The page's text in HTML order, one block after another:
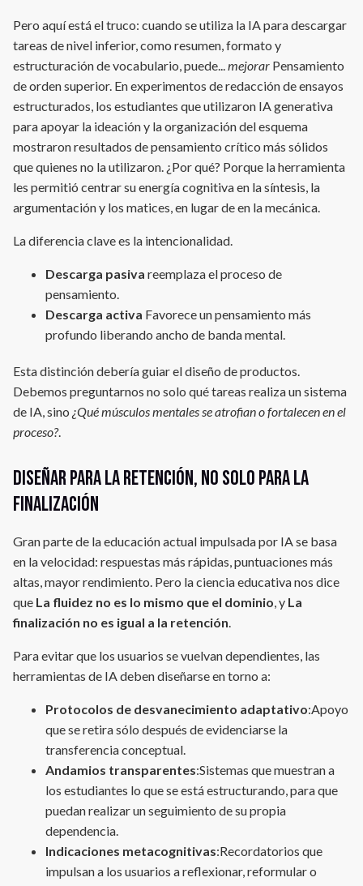
Pero aquí está el truco: cuando se utiliza la IA para descargar
tareas de nivel inferior, como resumen, formato y
estructuración de vocabulario, puede...mejorar Pensamiento
de orden superior. En experimentos de redacción de ensayos
estructurados, los estudiantes que utilizaron IA generativa
para apoyar la ideación y la organización del esquema
mostraron resultados de pensamiento crítico más sólidos
que quienes no la utilizaron. ¿Por qué? Porque la herramienta
les permitió centrar su energía cognitiva en la síntesis, la
argumentación y los matices, en lugar de en la mecánica.
La diferencia clave es la intencionalidad.
Descarga pasiva reemplaza el proceso de
pensamiento.
Descarga activa Favorece un pensamiento más
profundo liberando ancho de banda mental.
Esta distinción debería guiar el diseño de productos.
Debemos preguntarnos no solo qué tareas realiza un sistema
de IA, sino ¿Qué músculos mentales se atrofian o fortalecen en el
proceso?.
Diseñar para la retención, no solo para la
finalización
Gran parte de la educación actual impulsada por IA se basa
en la velocidad: respuestas más rápidas, puntuaciones más
altas, mayor rendimiento. Pero la ciencia educativa nos dice
que La fluidez no es lo mismo que el dominio, y La
finalización no es igual a la retención.
Para evitar que los usuarios se vuelvan dependientes, las
herramientas de IA deben diseñarse en torno a:
Protocolos de desvanecimiento adaptativo:Apoyo
que se retira sólo después de evidenciarse la
transferencia conceptual.
Andamios transparentes:Sistemas que muestran a
los estudiantes lo que se está estructurando, para que
puedan realizar un seguimiento de su propia
dependencia.
Indicaciones metacognitivas:Recordatorios que
impulsan a los usuarios a reflexionar, reformular o